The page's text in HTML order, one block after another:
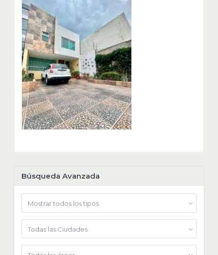
Búsqueda Avanzada
Mostrar todos los tipos
Todas las Ciudades